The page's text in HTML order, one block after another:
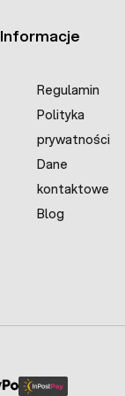
Informacje
Regulamin
Polityka
prywatności
Dane
kontaktowe
Blog